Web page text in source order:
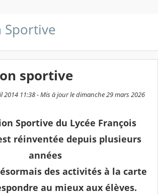
Sportive
sportive
2014 11:38 - Mis à jour le dimanche 29 mars 2026
Sportive du Lycée François
réinventée depuis plusieurs
années
des activités à la carte
au mieux aux élèves.